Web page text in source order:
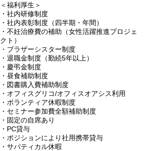
＜福利厚生＞
・社内研修制度
・社内表彰制度（四半期・年間）
・不妊治療費の補助（女性活躍推進プロジェ
クト）
・ブラザーシスター制度
・退職金制度（勤続5年以上）
・慶弔金制度
・昼食補助制度
・図書購入費補助制度
・オフィスグリコ/オフィスオアシス利用
・ボランティア休暇制度
・セミナー参加費全額補助制度
・固定の自席あり
・PC貸与
・ポジションにより社用携帯貸与
・サバティカル休暇